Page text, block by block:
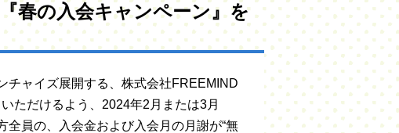
春の入会キャンペーン』を
ャイズ展開する、株式会社FREEMIND
ただけるよう、2024年2月または3月
員の、入会金および入会月の月謝が“無